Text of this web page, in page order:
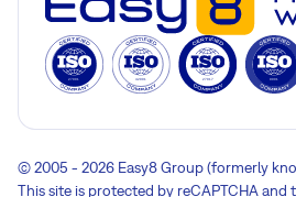
© 2005 - 2026 Easy8 Group (formerly
This site is protected by reCAPTCHA and